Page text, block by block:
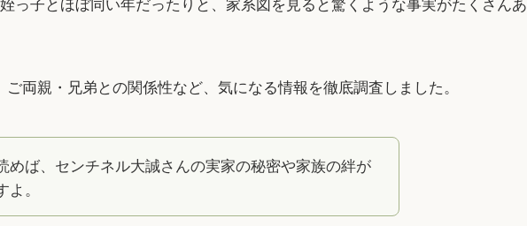
両親・兄弟との関係性など、気になる情報を徹底調査しました。
めば、センチネル大誠さんの実家の秘密や家族の絆が
。